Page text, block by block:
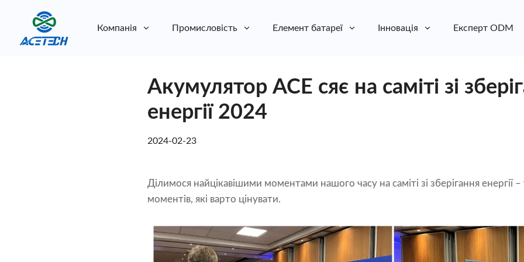
Компанія Промисловість Елемент батареї Інновація Експерт ODM
Акумулятор ACE сяє на саміті зі
енергії 2024
2024-02-23
Ділимося найцікавішими моментами нашого часу на саміті зі зберігання енергії
моментів, які варто цінувати.